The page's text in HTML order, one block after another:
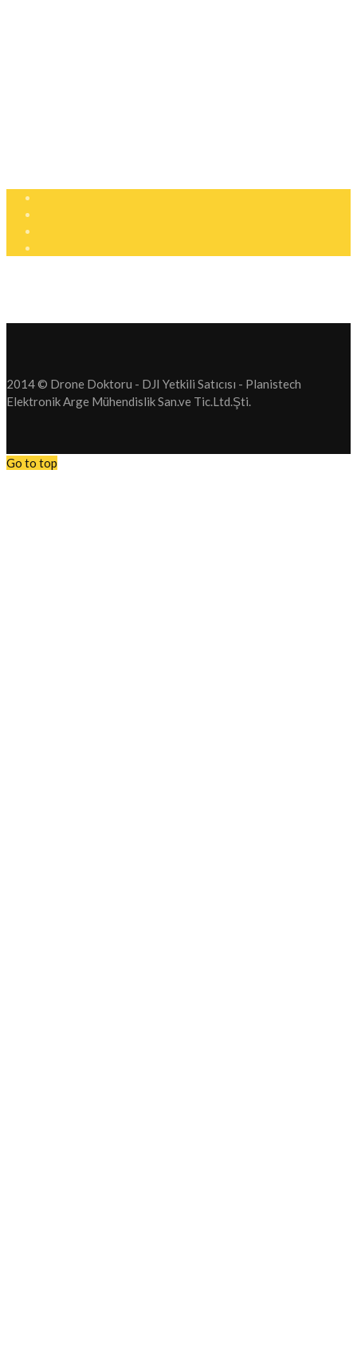
2014 © Drone Doktoru - DJI Yetkili Satıcısı - Planistech
Elektronik Arge Mühendislik San.ve Tic.Ltd.Şti.
Go to top